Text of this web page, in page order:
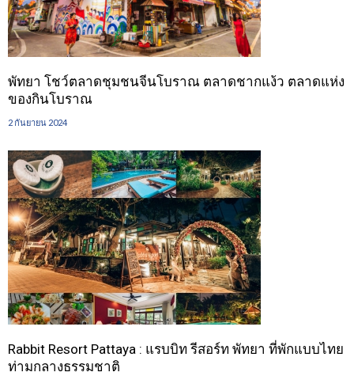
พัทยา โชว์ตลาดชุมชนจีนโบราณ ตลาดชากแง้ว ตลาดแห่ง
ของกินโบราณ
2 กันยายน 2024
Rabbit Resort Pattaya : แรบบิท รีสอร์ท พัทยา ที่พักแบบไทย
ท่ามกลางธรรมชาติ